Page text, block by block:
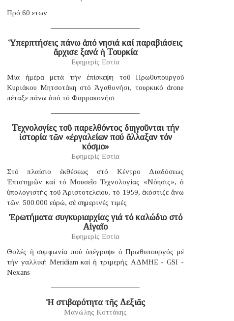
Πρό 60 ετων
Ὑπερπτήσεις πάνω ἀπό νησιά καί παραβιάσεις
ἄρχισε ξανά ἡ Τουρκία
Εφημερίς Εστία
Μία ἡμέρα μετά τήν ἐπίσκεψη τοῦ Πρωθυπουργοῦ
Κυριάκου Μητσοτάκη στό Ἀγαθονήσι, τουρκικό drone
πέταξε πάνω ἀπό τό Φαρμακονήσι
Τεχνολογίες τοῦ παρελθόντος διηγοῦνται τήν
ἱστορία τῶν «ἐργαλείων πού ἄλλαξαν τόν
κόσμο»
Εφημερίς Εστία
Στό πλαίσιο ἐκθέσεως στό Κέντρο Διαδόσεως
Ἐπιστημῶν καί τό Μουσεῖο Τεχνολογίας «Νόησις», ὁ
ὑπολογιστής τοῦ Ἀριστοτελείου, τό 1959, ἐκόστιζε ἄνω
τῶν. 500.000 εὐρώ, σέ σημερινές τιμές
Ἐρωτήματα συγκυριαρχίας γιά τό καλώδιο στό
Αἰγαῖο
Εφημερίς Εστία
Θολές ἡ συμφωνία πού ὑπέγραψε ὁ Πρωθυπουργός μέ
τήν γαλλική Μeridiam καί ἡ τριμερής ΑΔΜΗΕ - GSI -
Nexans
Ἡ στιβαρότητα τῆς Δεξιᾶς
Μανώλης Κοττάκης